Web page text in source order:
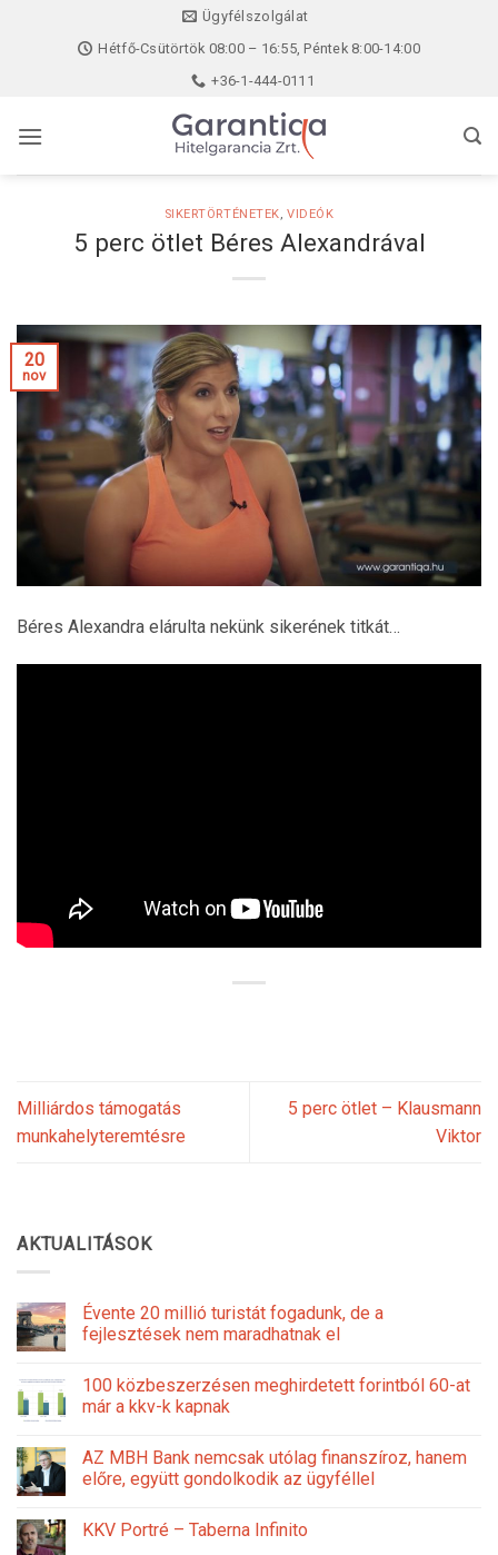
Ügyfélszolgálat
Hétfő-Csütörtök 08:00 – 16:55, Péntek 8:00-14:00
+36-1-444-0111
SIKERTÖRTÉNETEK,VIDEÓK
5 perc ötlet Béres Alexandrával
20
nov
Béres Alexandra elárulta nekünk sikerének titkát…
Milliárdos támogatás
munkahelyteremtésre
5 perc ötlet – Klausmann
Viktor
AKTUALITÁSOK
Évente 20 millió turistát fogadunk, de a
fejlesztések nem maradhatnak el
100 közbeszerzésen meghirdetett forintból 60-at
már a kkv-k kapnak
AZ MBH Bank nemcsak utólag finanszíroz, hanem
előre, együtt gondolkodik az ügyféllel
KKV Portré – Taberna Infinito